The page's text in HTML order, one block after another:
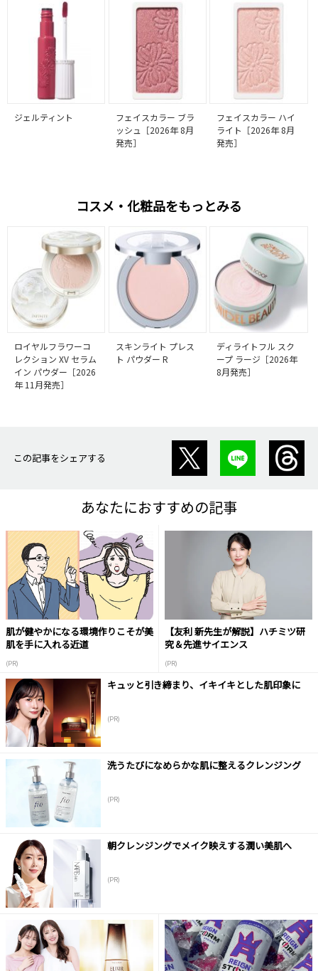
ジェルティント
フェイスカラー ブラ
ッシュ［2026年 8月
発売］
フェイスカラー ハイ
ライト［2026年 8月
発売］
コスメ・化粧品をもっとみる
ロイヤルフラワーコ
レクション XV セラム
イン パウダー［2026
年 11月発売］
スキンライト プレス
ト パウダー R
ディライトフル スク
ープ ラージ［2026年
8月発売］
この記事をシェアする
あなたにおすすめの記事
肌が健やかになる環境作りこそが美
肌を手に入れる近道
(PR)
【友利 新先生が解説】ハチミツ研
究＆先進サイエンス
(PR)
キュッと引き締まり、イキイキとした肌印象に
(PR)
洗うたびになめらかな肌に整えるクレンジング
(PR)
朝クレンジングでメイク映えする潤い美肌へ
(PR)